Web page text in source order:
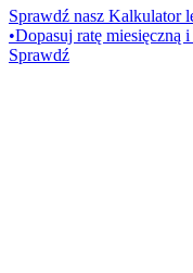
Sprawdź nasz Kalkulator
•Dopasuj ratę miesięczną
Sprawdź